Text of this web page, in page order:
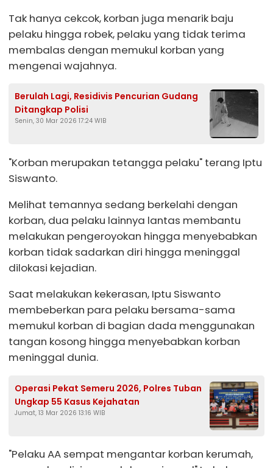
Tak hanya cekcok, korban juga menarik baju
pelaku hingga robek, pelaku yang tidak terima
membalas dengan memukul korban yang
mengenai wajahnya.
Berulah Lagi, Residivis Pencurian Gudang
Ditangkap Polisi
Senin, 30 Mar 2026 17:24 WIB
"Korban merupakan tetangga pelaku" terang Iptu
Siswanto.
Melihat temannya sedang berkelahi dengan
korban, dua pelaku lainnya lantas membantu
melakukan pengeroyokan hingga menyebabkan
korban tidak sadarkan diri hingga meninggal
dilokasi kejadian.
Saat melakukan kekerasan, Iptu Siswanto
membeberkan para pelaku bersama-sama
memukul korban di bagian dada menggunakan
tangan kosong hingga menyebabkan korban
meninggal dunia.
Operasi Pekat Semeru 2026, Polres Tuban
Ungkap 55 Kasus Kejahatan
Jumat, 13 Mar 2026 13:16 WIB
"Pelaku AA sempat mengantar korban kerumah,